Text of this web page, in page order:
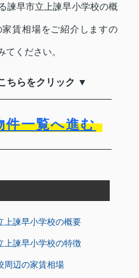
諫早市立上諫早小学校の概
賃相場をご紹介しますの
ください。
ちらをクリック ▼
件一覧へ進む
上諫早小学校の概要
上諫早小学校の特徴
周辺の家賃相場